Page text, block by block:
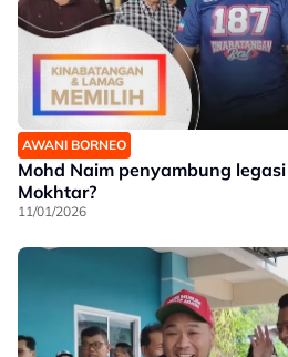
AWANI BORNEO
Mohd Naim penyambung
Mokhtar?
11/01/2026